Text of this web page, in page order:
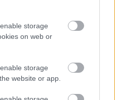
storage
on web or
storage
website or app.
της Ελλάδας σε ισχυρή
βιομηχανική παραγωγή
27-04-2026 10:24
Κοινωνία της